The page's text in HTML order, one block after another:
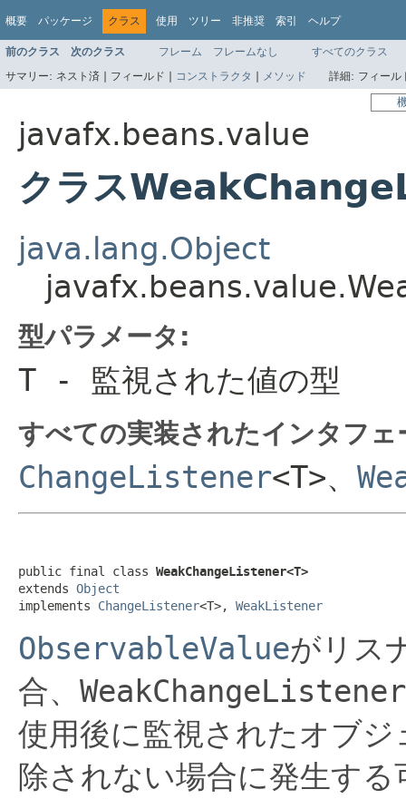
概要 パッケージ クラス 使用 ツリー 非推奨 索引 ヘルプ
前のクラス 次のクラス フレーム フレームなし
すべてのクラス
サマリー: ネスト済 | フィールド | コンストラクタ | メソッド 詳細: フィー
javafx.beans.value
クラス
java.lang.Object
型パラメータ:
T - 監視された値の型
すべての実装されたインタフ
ChangeListener<T>、
public final class WeakChangeListener<T>
extends Object
implements ChangeListener<T>, WeakListener
ObservableValueがリス
合、 WeakChangeListener
使用後に監視されたオブ
除されない場合に発生す